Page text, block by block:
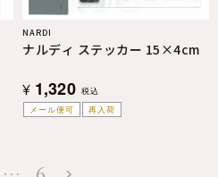
メール便可
再入荷
NARDI
ナルディ ステッカー 15×4cm
¥ 1,320 税込